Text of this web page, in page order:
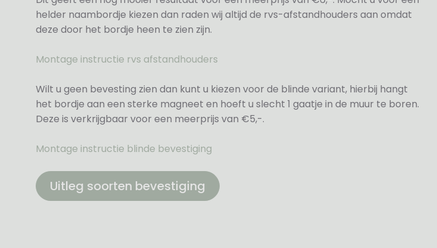
helder naambordje kiezen dan raden wij altijd de rvs-afstandhouders aan omdat
deze door het bordje heen te zien zijn.
Montage instructie rvs afstandhouders
Wilt u geen bevesting zien dan kunt u kiezen voor de blinde variant, hierbij hangt
het bordje aan een sterke magneet en hoeft u slecht 1 gaatje in de muur te boren.
Deze is verkrijgbaar voor een meerprijs van €5,-.
Montage instructie blinde bevestiging
Uitleg soorten bevestiging